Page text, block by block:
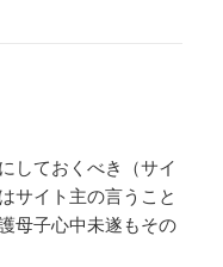
しておくべき（サイ
サイト主の言うこと
母子心中未遂もその